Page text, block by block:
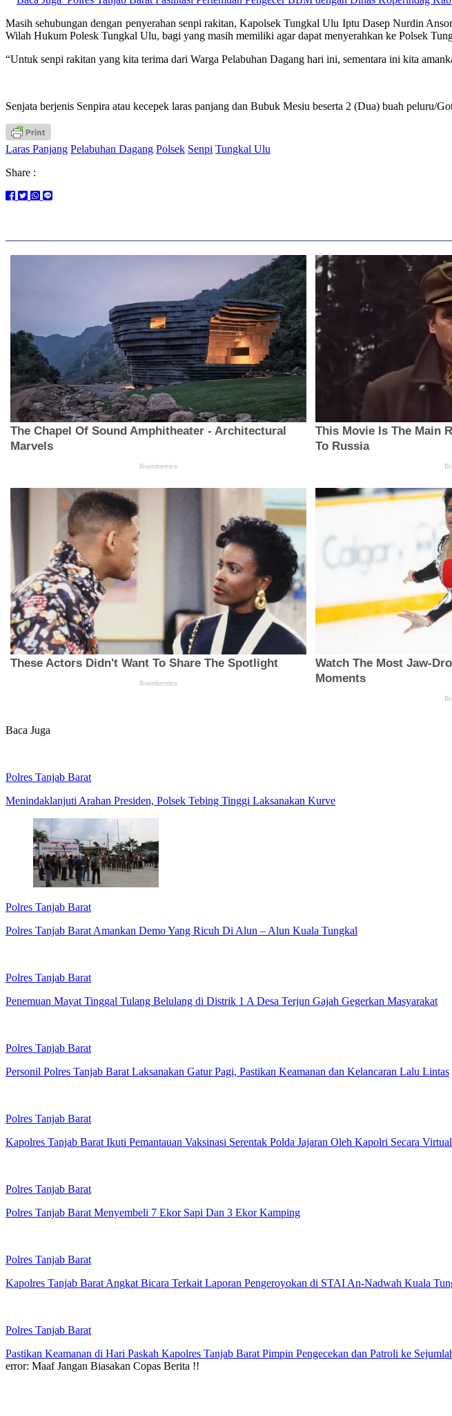
Masih sehubungan dengan penyerahan senpi rakitan, Kapolsek Tungkal Ulu Iptu Dasep Nurdin
Wilah Hukum Polesk Tungkal Ulu, bagi yang masih memiliki agar dapat menyerahkan ke Polsek
“Untuk senpi rakitan yang kita terima dari Warga Pelabuhan Dagang hari ini, sementara ini kita
Senjata berjenis Senpira atau kecepek laras panjang dan Bubuk Mesiu beserta 2 (Dua) buah
Laras Panjang Pelabuhan Dagang Polsek Senpi Tungkal Ulu
Share :
Baca Juga
Polres Tanjab Barat
Menindaklanjuti Arahan Presiden, Polsek Tebing Tinggi Laksanakan Kurve
Polres Tanjab Barat
Polres Tanjab Barat Amankan Demo Yang Ricuh Di Alun – Alun Kuala Tungkal
Polres Tanjab Barat
Penemuan Mayat Tinggal Tulang Belulang di Distrik 1 A Desa Terjun Gajah Gegerkan Masyarakat
Polres Tanjab Barat
Personil Polres Tanjab Barat Laksanakan Gatur Pagi, Pastikan Keamanan dan Kelancaran Lalu Lintas
Polres Tanjab Barat
Kapolres Tanjab Barat Ikuti Pemantauan Vaksinasi Serentak Polda Jajaran Oleh Kapolri Secara Virtual
Polres Tanjab Barat
Polres Tanjab Barat Menyembeli 7 Ekor Sapi Dan 3 Ekor Kamping
Polres Tanjab Barat
Kapolres Tanjab Barat Angkat Bicara Terkait Laporan Pengeroyokan di STAI An-Nadwah Kuala
Polres Tanjab Barat
Pastikan Keamanan di Hari Paskah Kapolres Tanjab Barat Pimpin Pengecekan dan Patroli ke
error: Maaf Jangan Biasakan Copas Berita !!